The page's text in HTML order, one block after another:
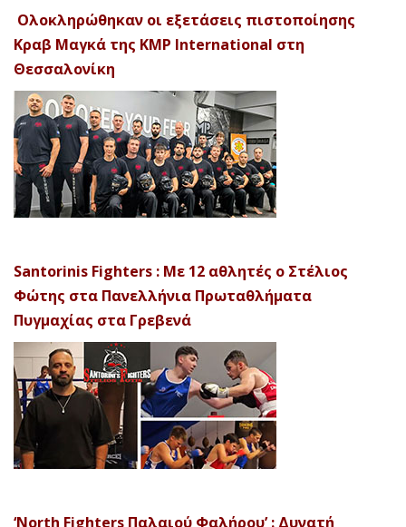
Ολοκληρώθηκαν οι εξετάσεις πιστοποίησης
Κραβ Μαγκά της KMP International στη
Θεσσαλονίκη
Santorinis Fighters : Με 12 αθλητές ο Στέλιος
Φώτης στα Πανελλήνια Πρωταθλήματα
Πυγμαχίας στα Γρεβενά
‘North Fighters Παλαιού Φαλήρου’ : Δυνατή